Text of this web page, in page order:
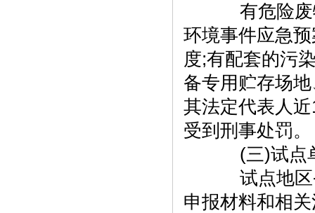
有危险废
环境事件应急
度;有配套的污
备专用贮存场
其法定代表人
受到刑事处罚。
(三)试点
试点地区
申报材料和相